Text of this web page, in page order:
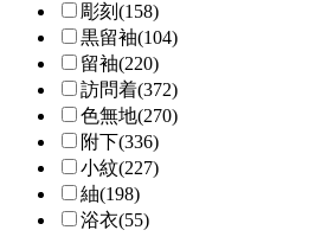
彫刻(158)
黒留袖(104)
留袖(220)
訪問着(372)
色無地(270)
附下(336)
小紋(227)
紬(198)
浴衣(55)